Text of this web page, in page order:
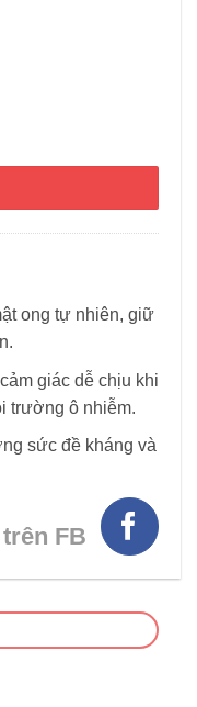
Tea 1kg số lượng
ong tự nhiên, giữ
giác dễ chịu khi
trường ô nhiễm.
sức đề kháng và
FB